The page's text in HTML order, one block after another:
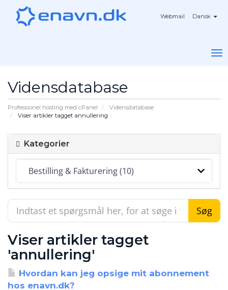
Webmail Dansk
Vidensdatabase
Professionel hosting med cPanel
Vidensdatabase
Viser artikler tagget annullering
Kategorier
Viser artikler tagget
'annullering'
Hvordan kan jeg opsige mit abonnement
hos enavn.dk?